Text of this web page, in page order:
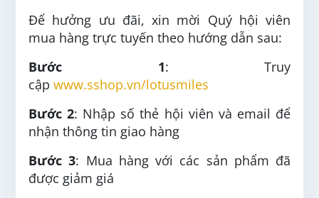
Để hưởng ưu đãi, xin mời Quý hội viên
mua hàng trực tuyến theo hướng dẫn sau:
Bước 1: Truy
cập www.sshop.vn/lotusmiles
Bước 2: Nhập số thẻ hội viên và email để
nhận thông tin giao hàng
Bước 3: Mua hàng với các sản phẩm đã
được giảm giá